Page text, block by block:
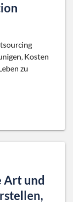
Kosten
zu
Art und